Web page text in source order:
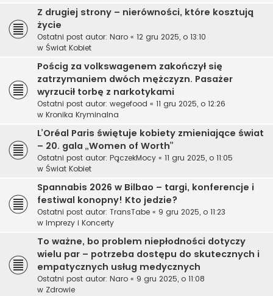
Z drugiej strony – nierówności, które kosztują
życie
Ostatni post autor: Naro « 12 gru 2025, o 13:10
w Świat Kobiet
Pościg za volkswagenem zakończył się
zatrzymaniem dwóch mężczyzn. Pasażer
wyrzucił torbę z narkotykami
Ostatni post autor: wegefood « 11 gru 2025, o 12:26
w Kronika Kryminalna
L’Oréal Paris świętuje kobiety zmieniające świat
– 20. gala „Women of Worth”
Ostatni post autor: PączekMocy « 11 gru 2025, o 11:05
w Świat Kobiet
Spannabis 2026 w Bilbao – targi, konferencje i
festiwal konopny! Kto jedzie?
Ostatni post autor: TransTabe « 9 gru 2025, o 11:23
w Imprezy i Koncerty
To ważne, bo problem niepłodności dotyczy
wielu par – potrzeba dostępu do skutecznych i
empatycznych usług medycznych
Ostatni post autor: Naro « 9 gru 2025, o 11:08
w Zdrowie